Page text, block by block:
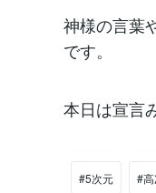
神様の言葉
です。
本日は宣言
#5次元 #